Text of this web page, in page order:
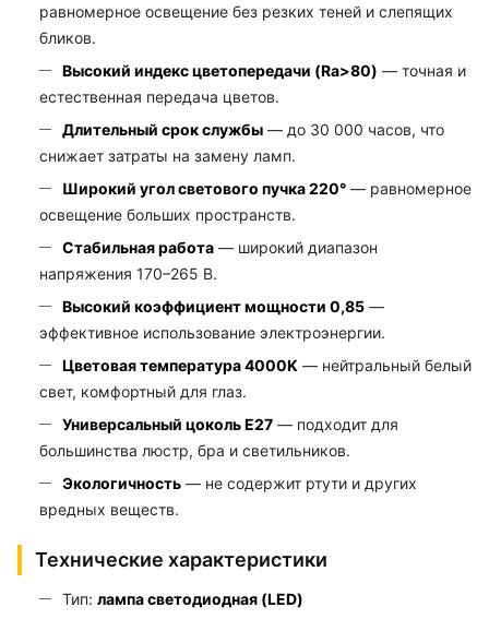
равномерное освещение без резких теней и слепящих
бликов.
Высокий индекс цветопередачи (Ra>80) — точная и
естественная передача цветов.
Длительный срок службы — до 30 000 часов, что
снижает затраты на замену ламп.
Широкий угол светового пучка 220° — равномерное
освещение больших пространств.
Стабильная работа — широкий диапазон
напряжения 170–265 В.
Высокий коэффициент мощности 0,85 —
эффективное использование электроэнергии.
Цветовая температура 4000K — нейтральный белый
свет, комфортный для глаз.
Универсальный цоколь E27 — подходит для
большинства люстр, бра и светильников.
Экологичность — не содержит ртути и других
вредных веществ.
Технические характеристики
Тип: лампа светодиодная (LED)